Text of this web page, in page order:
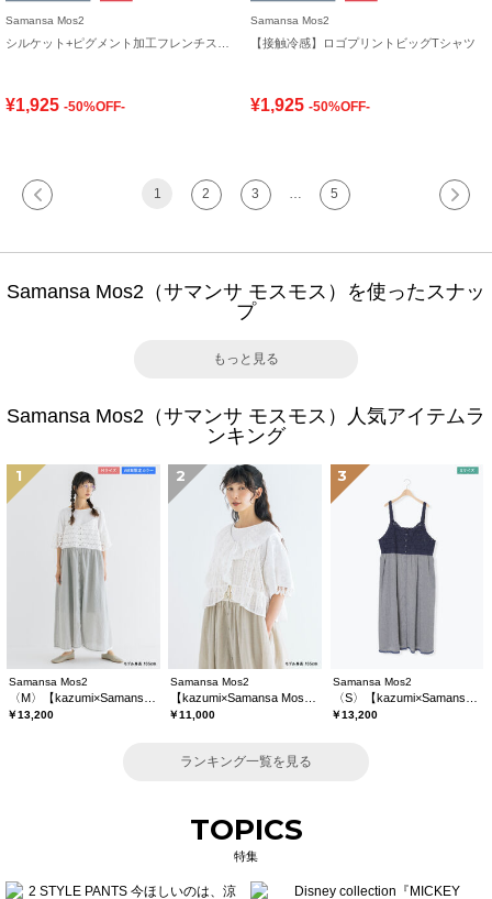
Samansa Mos2
¥1,925 -50%OFF-
Samansa Mos2
【接触冷感】ロゴプリントビッグTシャツ
¥1,925 -50%OFF-
1 2 3 5
Samansa Mos2（サマンサ モスモス）を使ったスナッ
プ
もっと見る
Samansa Mos2（サマンサ モスモス）人気アイテムラ
ンキング
1
Samansa Mos2
￥13,200
2
Samansa Mos2
￥11,000
3
Samansa Mos2
￥13,200
ランキング一覧を見る
TOPICS
特集